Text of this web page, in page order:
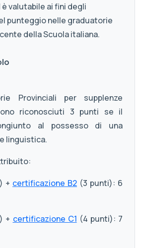
valutabile ai fini degli
punteggio nelle graduatorie
della Scuola italiana.
Provinciali per supplenze
riconosciuti 3 punti se il
al possesso di una
linguistica.
+ certificazione B2 (3 punti): 6
+ certificazione C1 (4 punti): 7